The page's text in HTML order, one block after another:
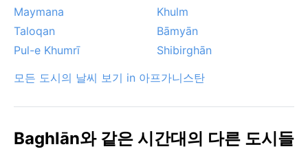
Maymana
Khulm
Taloqan
Bāmyān
Pul-e Khumrī
Shibirghān
모든 도시의 날씨 보기 in 아프가니스탄
Baghlān와 같은 시간대의 다른 도시들